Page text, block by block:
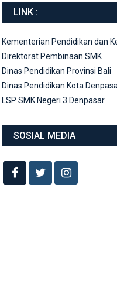
LINK :
Kementerian Pendidikan dan
Direktorat Pembinaan SMK
Dinas Pendidikan Provinsi Bali
Dinas Pendidikan Kota
LSP SMK Negeri 3 Denpasar
SOSIAL MEDIA